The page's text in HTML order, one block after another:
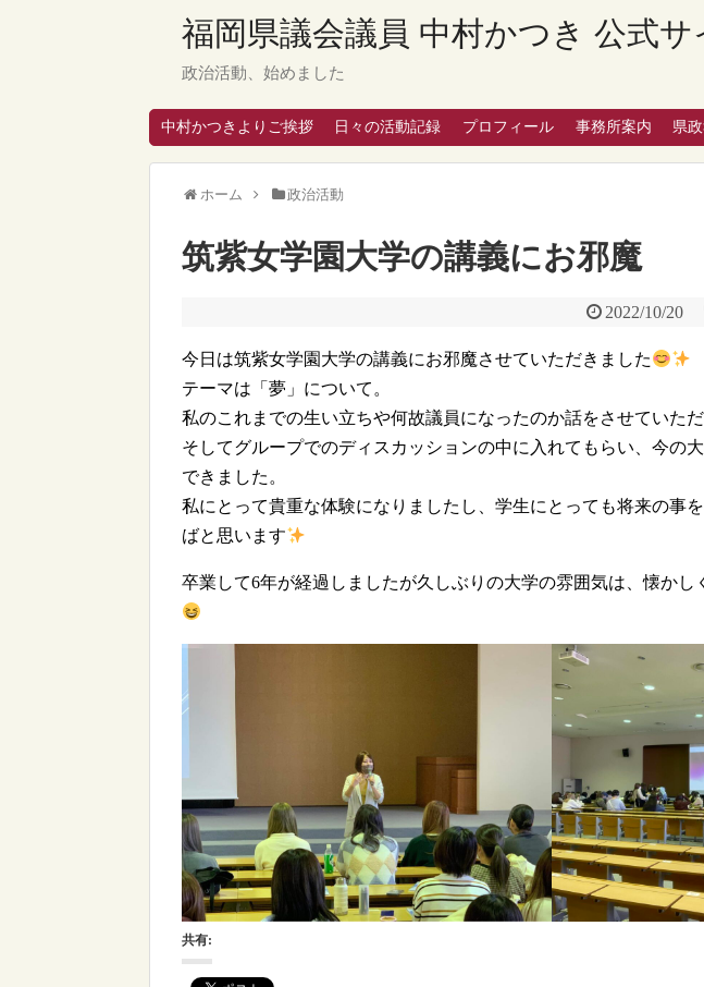
福岡県議会議員 中村かつき 公式サ
政治活動、始めました
中村かつきよりご挨拶 日々の活動記録 プロフィール 事務所案内 県
ホーム 政治活動
筑紫女学園大学の講義にお邪魔
2022/10/20
今日は筑紫女学園大学の講義にお邪魔させていただきました
テーマは「夢」について。
私のこれまでの生い立ちや何故議員になったのか話をさせていただ
そしてグループでのディスカッションの中に入れてもらい、今の
できました。
私にとって貴重な体験になりましたし、学生にとっても将来の事
ばと思います
卒業して6年が経過しましたが久しぶりの大学の雰囲気は、懐かし
共有: